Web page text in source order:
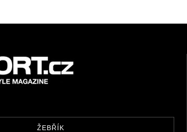
ŽEBŘÍK